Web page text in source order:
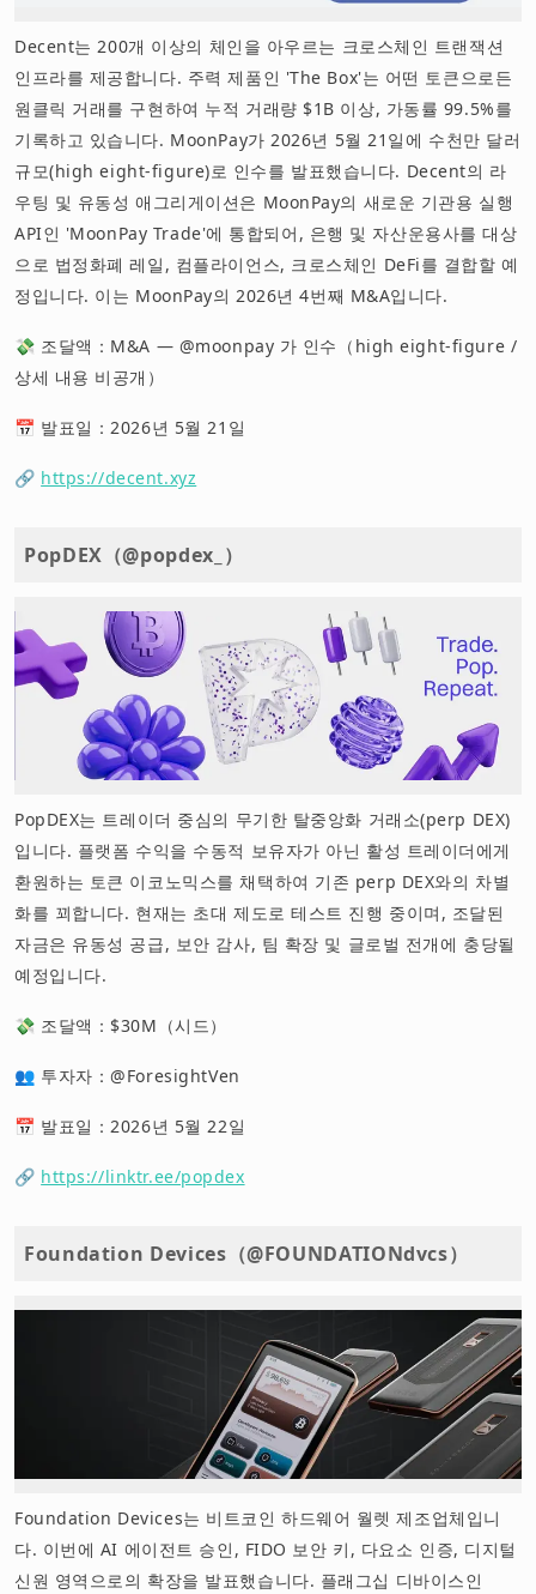
Decent는 200개 이상의 체인을 아우르는 크로스체인 트랜잭션
인프라를 제공합니다. 주력 제품인 'The Box'는 어떤 토큰으로든
원클릭 거래를 구현하여 누적 거래량 $1B 이상, 가동률 99.5%를
기록하고 있습니다. MoonPay가 2026년 5월 21일에 수천만 달러
규모(high eight-figure)로 인수를 발표했습니다. Decent의 라
우팅 및 유동성 애그리게이션은 MoonPay의 새로운 기관용 실행
API인 'MoonPay Trade'에 통합되어, 은행 및 자산운용사를 대상
으로 법정화폐 레일, 컴플라이언스, 크로스체인 DeFi를 결합할 예
정입니다. 이는 MoonPay의 2026년 4번째 M&A입니다.
💸 조달액：M&A — @moonpay 가 인수（high eight-figure /
상세 내용 비공개）
📅 발표일：2026년 5월 21일
🔗 https://decent.xyz
PopDEX（@popdex_）
PopDEX는 트레이더 중심의 무기한 탈중앙화 거래소(perp DEX)
입니다. 플랫폼 수익을 수동적 보유자가 아닌 활성 트레이더에게
환원하는 토큰 이코노믹스를 채택하여 기존 perp DEX와의 차별
화를 꾀합니다. 현재는 초대 제도로 테스트 진행 중이며, 조달된
자금은 유동성 공급, 보안 감사, 팀 확장 및 글로벌 전개에 충당될
예정입니다.
💸 조달액：$30M（시드）
👥 투자자：@ForesightVen
📅 발표일：2026년 5월 22일
🔗 https://linktr.ee/popdex
Foundation Devices（@FOUNDATIONdvcs）
Foundation Devices는 비트코인 하드웨어 월렛 제조업체입니
다. 이번에 AI 에이전트 승인, FIDO 보안 키, 다요소 인증, 디지털
신원 영역으로의 확장을 발표했습니다. 플래그십 디바이스인